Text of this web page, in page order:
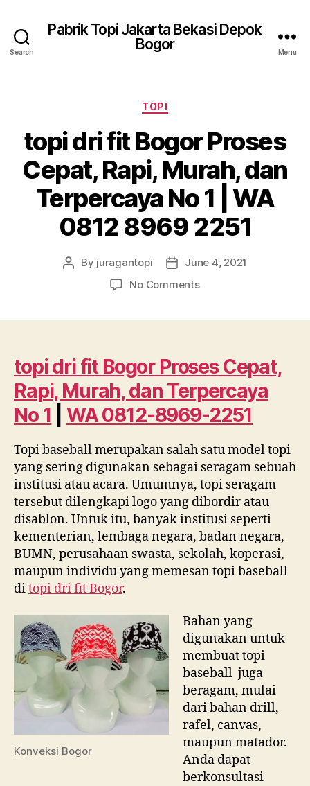
Search
Pabrik Topi Jakarta Bekasi Depok
Bogor
Menu
Categories
TOPI
topi dri fit Bogor Proses
Cepat, Rapi, Murah, dan
Terpercaya No 1 | WA
0812 8969 2251
Post
By juragantopi
PostJune 4, 2021
No Commentson
Proses
Cepat,
Rapi,
Murah,
dan
No
1
|
WA
0812
8969
2251
topi dri fit Bogor Proses Cepat,
Rapi, Murah, dan Terpercaya
No 1
WA 0812-8969-2251
Topi baseball merupakan salah satu model topi
yang sering digunakan sebagai seragam sebuah
institusi atau acara. Umumnya, topi seragam
tersebut dilengkapi logo yang dibordir atau
disablon. Untuk itu, banyak institusi seperti
kementerian, lembaga negara, badan negara,
BUMN, perusahaan swasta, sekolah, koperasi,
maupun individu yang memesan topi baseball
ditopi dri fit Bogor.
Konveksi Bogor
Bahan yang
digunakan untuk
membuat topi
baseball juga
beragam, mulai
dari bahan drill,
rafel, canvas,
maupun matador.
Anda dapat
berkonsultasi